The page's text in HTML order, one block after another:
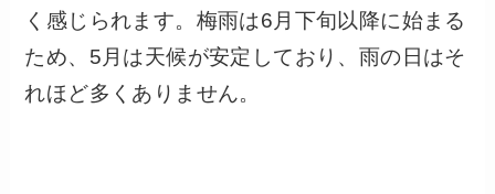
く感じられます。梅雨は6月下旬以降に始まる
ため、5月は天候が安定しており、雨の日はそ
れほど多くありません。